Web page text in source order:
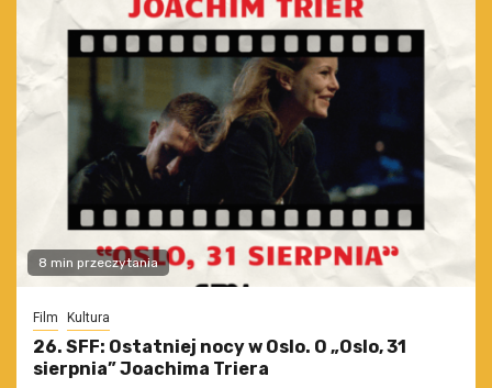
8 min przeczytania
Film Kultura
26. SFF: Ostatniej nocy w Oslo. O „Oslo, 31
sierpnia” Joachima Triera